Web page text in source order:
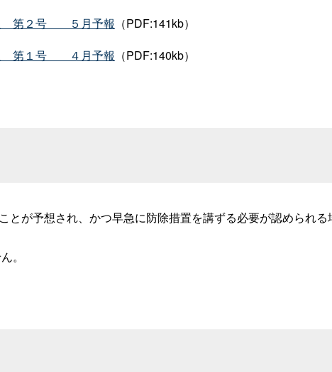
第２号 ５月予報 （PDF:141kb）
第１号 ４月予報 （PDF:140kb）
とが予想され、かつ早急に防除措置を講ずる必要が認められる
。